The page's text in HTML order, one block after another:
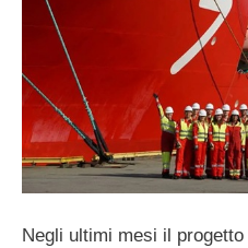
Negli ultimi mesi il